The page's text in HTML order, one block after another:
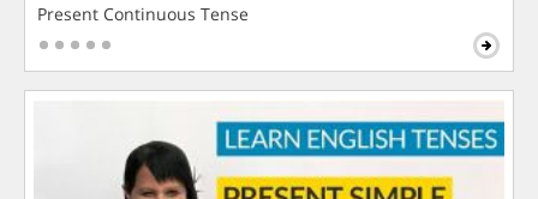
Present Continuous Tense